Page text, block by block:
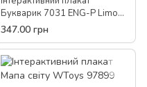
Букварик 7031 ENG-P Limo
Toy 3 мови дитячі розвиваючі
навчальні іграшки для дітей
347.00 грн